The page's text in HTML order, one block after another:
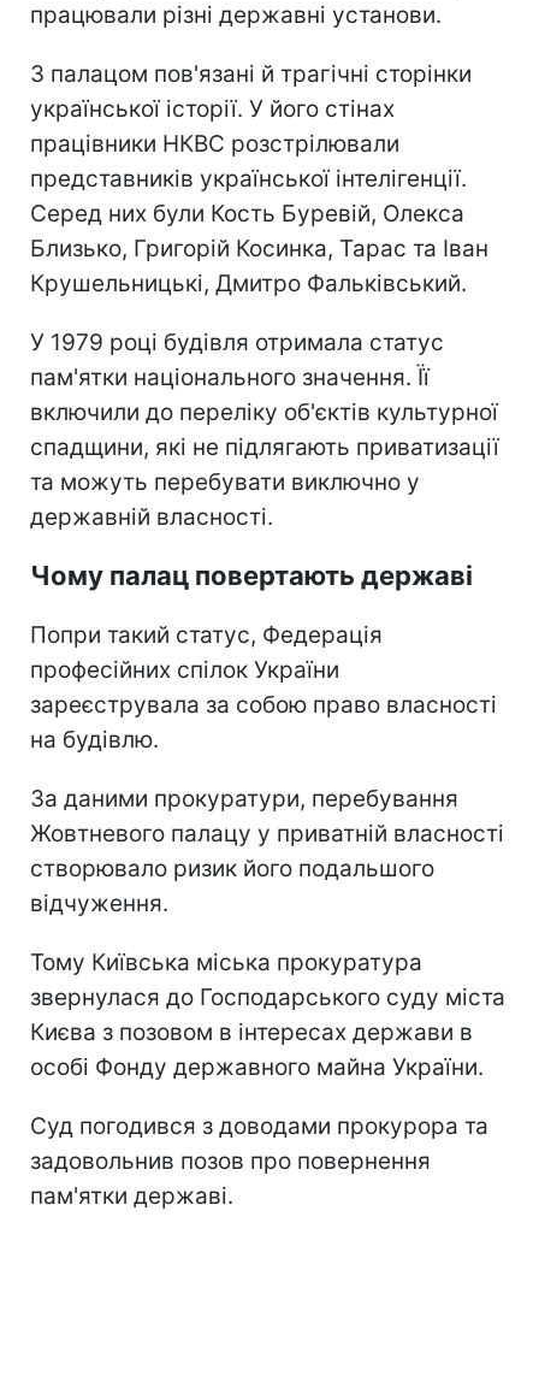
працювали різні державні установи.
З палацом пов'язані й трагічні сторінки
української історії. У його стінах
працівники НКВС розстрілювали
представників української інтелігенції.
Серед них були Кость Буревій, Олекса
Близько, Григорій Косинка, Тарас та Іван
Крушельницькі, Дмитро Фальківський.
У 1979 році будівля отримала статус
пам'ятки національного значення. Її
включили до переліку об'єктів культурної
спадщини, які не підлягають приватизації
та можуть перебувати виключно у
державній власності.
Чому палац повертають державі
Попри такий статус, Федерація
професійних спілок України
зареєструвала за собою право власності
на будівлю.
За даними прокуратури, перебування
Жовтневого палацу у приватній власності
створювало ризик його подальшого
відчуження.
Тому Київська міська прокуратура
звернулася до Господарського суду міста
Києва з позовом в інтересах держави в
особі Фонду державного майна України.
Суд погодився з доводами прокурора та
задовольнив позов про повернення
пам'ятки державі.